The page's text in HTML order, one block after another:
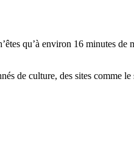
qu’à environ 16 minutes de
de culture, des sites comme